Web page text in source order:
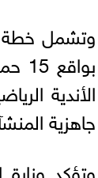
الأندية
جاهزية
وتؤكد